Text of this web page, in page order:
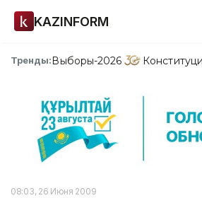
KAZINFORM
Тренды:Выборы-2026
08:03, 26 Июня 2009